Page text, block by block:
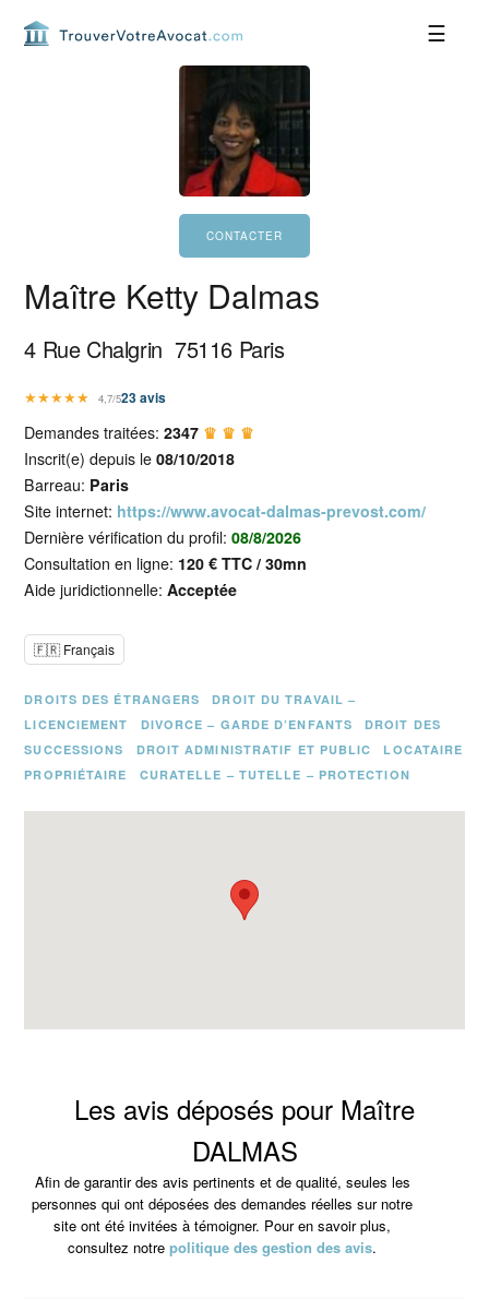
Maître Ketty Dalmas
4 Rue Chalgrin 75116 Paris
★★★★★ 4,7/523avis
Demandes traitées:2347 ♛ ♛ ♛
Inscrit(e) depuis le08/10/2018
Barreau: Paris
Site internet: https://www.avocat-dalmas-prevost.com/
Dernière vérification du profil:08/8/2026
Consultation en ligne: 120 € TTC / 30mn
Aide juridictionnelle:Acceptée
🇫🇷 Français
DROITS DES ÉTRANGERS
DROIT DU TRAVAIL –
LICENCIEMENT
DIVORCE – GARDE D’ENFANTS
DROIT DES
SUCCESSIONS
DROIT ADMINISTRATIF ET PUBLIC
LOCATAIRE
PROPRIÉTAIRE
CURATELLE – TUTELLE – PROTECTION
Les avis déposés pour Maître
DALMAS
Afin de garantir des avis pertinents et de qualité, seules les
personnes qui ont déposées des demandes réelles sur notre
site ont été invitées à témoigner. Pour en savoir plus,
consultez notrepolitique des gestion des avis.